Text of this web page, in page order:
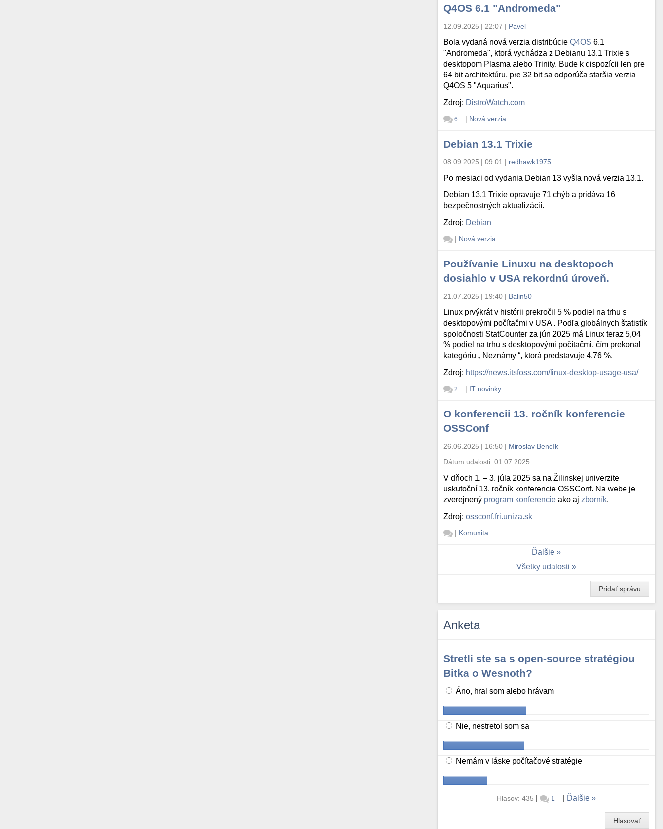
Q4OS 6.1 "Andromeda"
12.09.2025 | 22:07 | Pavel
Bola vydaná nová verzia distribúcieQ4OS 6.1
"Andromeda", ktorá vychádza z Debianu 13.1 Trixie s
desktopom Plasma alebo Trinity. Bude k dispozícii len pre
64 bit architektúru, pre 32 bit sa odporúča staršia verzia
Q4OS 5 "Aquarius".
Zdroj: DistroWatch.com
6 | Nová verzia
Debian 13.1 Trixie
08.09.2025 | 09:01 | redhawk1975
Po mesiaci od vydania Debian 13 vyšla nová verzia 13.1.
Debian 13.1 Trixie opravuje 71 chýb a pridáva 16
bezpečnostných aktualizácií.
Zdroj: Debian
| Nová verzia
Používanie Linuxu na desktopoch
dosiahlo v USA rekordnú úroveň.
21.07.2025 | 19:40 | Balin50
Linux prvýkrát v histórii prekročil 5 % podiel na trhu s
desktopovými počítačmi v USA . Podľa globálnych štatistík
spoločnosti StatCounter za jún 2025 má Linux teraz 5,04
% podiel na trhu s desktopovými počítačmi, čím prekonal
kategóriu „ Neznámy “, ktorá predstavuje 4,76 %.
Zdroj: https://news.itsfoss.com/linux-desktop-usage-usa/
2 | IT novinky
O konferencii 13. ročník konferencie
OSSConf
26.06.2025 | 16:50 | Miroslav Bendík
Dátum udalosti:01.07.2025
V dňoch 1. – 3. júla 2025 sa na Žilinskej univerzite
uskutoční 13. ročník konferencie OSSConf. Na webe je
zverejnený program konferencie ako aj zborník.
Zdroj:ossconf.fri.uniza.sk
| Komunita
Ďalšie
Všetky udalosti
Pridať správu
Anketa
Stretli ste sa s open-source stratégiou
Bitka o Wesnoth?
Áno, hral som alebo hrávam
Nie, nestretol som sa
Nemám v láske počítačové stratégie
Hlasov: 435 | 1 Ďalšie
Hlasovať